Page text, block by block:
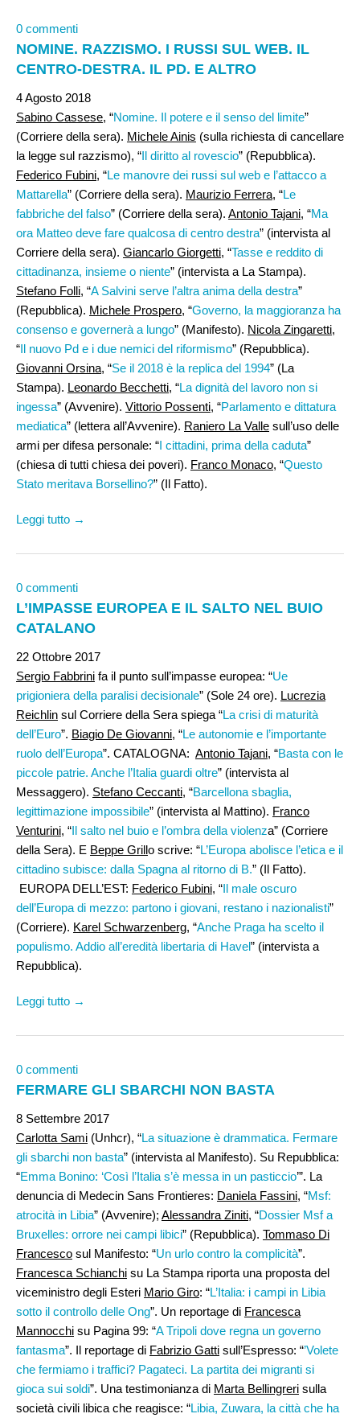
0 commenti
NOMINE. RAZZISMO. I RUSSI SUL WEB. IL
CENTRO-DESTRA. IL PD. E ALTRO
4 Agosto 2018
Sabino Cassese, “Nomine. Il potere e il senso del limite”
(Corriere della sera). Michele Ainis (sulla richiesta di cancellare
la legge sul razzismo), “Il diritto al rovescio” (Repubblica).
Federico Fubini, “Le manovre dei russi sul web e l’attacco a
Mattarella” (Corriere della sera). Maurizio Ferrera, “Le
fabbriche del falso” (Corriere della sera). Antonio Tajani, “Ma
ora Matteo deve fare qualcosa di centro destra” (intervista al
Corriere della sera). Giancarlo Giorgetti, “Tasse e reddito di
cittadinanza, insieme o niente” (intervista a La Stampa).
Stefano Folli, “A Salvini serve l’altra anima della destra”
(Repubblica). Michele Prospero, “Governo, la maggioranza ha
consenso e governerà a lungo” (Manifesto). Nicola Zingaretti,
“Il nuovo Pd e i due nemici del riformismo” (Repubblica).
Giovanni Orsina, “Se il 2018 è la replica del 1994” (La
Stampa). Leonardo Becchetti, “La dignità del lavoro non si
ingessa” (Avvenire). Vittorio Possenti, “Parlamento e dittatura
mediatica” (lettera all’Avvenire). Raniero La Valle sull’uso delle
armi per difesa personale: “I cittadini, prima della caduta”
(chiesa di tutti chiesa dei poveri). Franco Monaco, “Questo
Stato meritava Borsellino?” (Il Fatto).
Leggi tutto →
0 commenti
L’IMPASSE EUROPEA E IL SALTO NEL BUIO
CATALANO
22 Ottobre 2017
Sergio Fabbrini fa il punto sull’impasse europea: “Ue
prigioniera della paralisi decisionale” (Sole 24 ore). Lucrezia
Reichlin sul Corriere della Sera spiega “La crisi di maturità
dell’Euro”. Biagio De Giovanni, “Le autonomie e l’importante
ruolo dell’Europa”. CATALOGNA: Antonio Tajani, “Basta con le
piccole patrie. Anche l’Italia guardi oltre” (intervista al
Messaggero). Stefano Ceccanti, “Barcellona sbaglia,
legittimazione impossibile” (intervista al Mattino). Franco
Venturini, “Il salto nel buio e l’ombra della violenza” (Corriere
della Sera). E Beppe Grillo scrive: “L’Europa abolisce l’etica e il
cittadino subisce: dalla Spagna al ritorno di B.” (Il Fatto).
EUROPA DELL’EST: Federico Fubini, “Il male oscuro
dell’Europa di mezzo: partono i giovani, restano i nazionalisti”
(Corriere). Karel Schwarzenberg, “Anche Praga ha scelto il
populismo. Addio all’eredità libertaria di Havel” (intervista a
Repubblica).
Leggi tutto →
0 commenti
FERMARE GLI SBARCHI NON BASTA
8 Settembre 2017
Carlotta Sami (Unhcr), “La situazione è drammatica. Fermare
gli sbarchi non basta” (intervista al Manifesto). Su Repubblica:
“Emma Bonino: ‘Così l’Italia s’è messa in un pasticcio’”. La
denuncia di Medecin Sans Frontieres: Daniela Fassini, “Msf:
atrocità in Libia” (Avvenire); Alessandra Ziniti, “Dossier Msf a
Bruxelles: orrore nei campi libici” (Repubblica). Tommaso Di
Francesco sul Manifesto: “Un urlo contro la complicità”.
Francesca Schianchi su La Stampa riporta una proposta del
viceministro degli Esteri Mario Giro: “L’Italia: i campi in Libia
sotto il controllo delle Ong”. Un reportage di Francesca
Mannocchi su Pagina 99: “A Tripoli dove regna un governo
fantasma”. Il reportage di Fabrizio Gatti sull’Espresso: “’Volete
che fermiamo i traffici? Pagateci. La partita dei migranti si
gioca sui soldi”. Una testimonianza di Marta Bellingreri sulla
società civili libica che reagisce: “Libia, Zuwara, la città che ha